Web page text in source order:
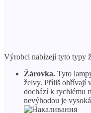
Výrobci nabízejí tyto typy
Žárovka. Tyto
želvy. Příliš ohřívají
dochází k rychlému
nevýhodou je